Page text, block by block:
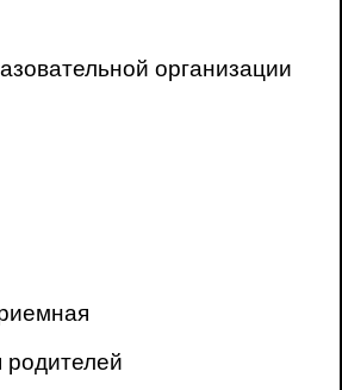
организации